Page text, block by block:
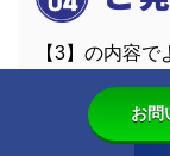
【3】の内容
お問